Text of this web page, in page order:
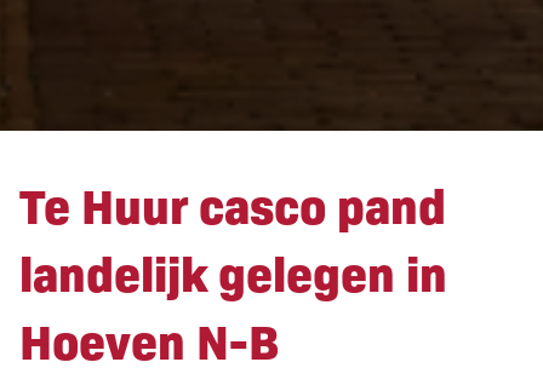
Te Huur casco pand
landelijk gelegen in
Hoeven N-B